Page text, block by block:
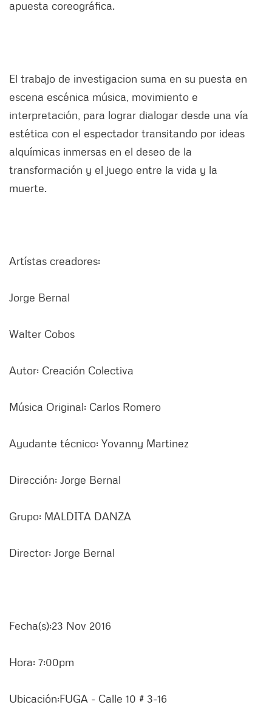
apuesta coreográfica.
El trabajo de investigacion suma en su puesta en
escena escénica música, movimiento e
interpretación, para lograr dialogar desde una vía
estética con el espectador transitando por ideas
alquímicas inmersas en el deseo de la
transformación y el juego entre la vida y la
muerte.
Artístas creadores:
Jorge Bernal
Walter Cobos
Autor: Creación Colectiva
Música Original: Carlos Romero
Ayudante técnico: Yovanny Martinez
Dirección: Jorge Bernal
Grupo: MALDITA DANZA
Director: Jorge Bernal
Fecha(s):23 Nov 2016
Hora: 7:00pm
Ubicación:FUGA - Calle 10 # 3-16